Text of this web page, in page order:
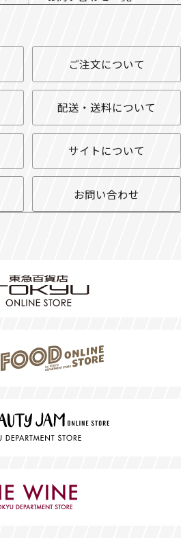
ご注文について
配送・送料について
サイトについて
お問い合わせ